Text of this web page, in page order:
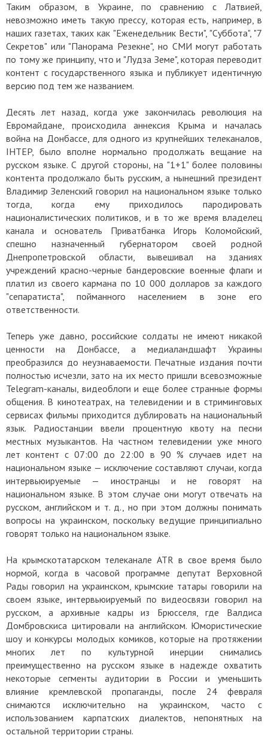
Таким образом, в Украине, по сравнению с Латвией,
невозможно иметь такую прессу, которая есть, например, в
наших газетах, таких как "Еженедельник Вести", "Суббота", "7
Секретов" или "Панорама Резекне", но СМИ могут работать
по тому же принципу, что и "Лудза Земе", которая переводит
контент с государственного языка и публикует идентичную
версию под тем же названием.
Десять лет назад, когда уже закончилась революция на
Евромайдане, происходила аннексия Крыма и началась
война на Донбассе, для одного из крупнейших телеканалов,
IHTEP, было вполне нормально продолжать вещание на
русском языке. С другой стороны, на "1+1" более половины
контента продолжало быть русским, а нынешний президент
Владимир Зеленский говорил на национальном языке только
тогда, когда ему приходилось пародировать
националистических политиков, и в то же время владелец
канала и основатель Приватбанка Игорь Коломойский,
спешно назначенный губернатором своей родной
Днепропетровской области, вывешивал на зданиях
учреждений красно-черные бандеровские военные флаги и
платил из своего кармана по 10 000 долларов за каждого
"сепаратиста", пойманного населением в зоне его
ответственности.
Теперь уже давно, российские солдаты не имеют никакой
ценности на Донбассе, а медиаландшафт Украины
преобразился до неузнаваемости. Печатные издания почти
полностью исчезли, зато на их место пришли всевозможные
Telegram-каналы, видеоблоги и еще более странные формы
общения. В кинотеатрах, на телевидении и в стриминговых
сервисах фильмы приходится дублировать на национальный
язык. Радиостанции ввели процентную квоту на песни
местных музыкантов. На частном телевидении уже много
лет контент с 07:00 до 22:00 в 90 % случаев идет на
национальном языке — исключение составляют случаи, когда
интервьюируемые — иностранцы и не говорят на
национальном языке. В этом случае они могут отвечать на
русском, английском и т. д., но при этом должны понимать
вопросы на украинском, поскольку ведущие принципиально
говорят только на национальном языке.
На крымскотатарском телеканале ATR в свое время было
нормой, когда в часовой программе депутат Верховной
Рады говорил на украинском, крымские татары говорили на
своем языке, интервьюируемый по видеосвязи говорил на
русском, а архивные кадры из Брюсселя, где Валдиса
Домбровскиса цитировали на английском. Юмористические
шоу и конкурсы молодых комиков, которые на протяжении
многих лет по культурной инерции снимались
преимущественно на русском языке в надежде охватить
некоторые сегменты аудитории в России и уменьшить
влияние кремлевской пропаганды, после 24 февраля
снимаются исключительно на украинском, часто с
использованием карпатских диалектов, непонятных на
остальной территории страны.